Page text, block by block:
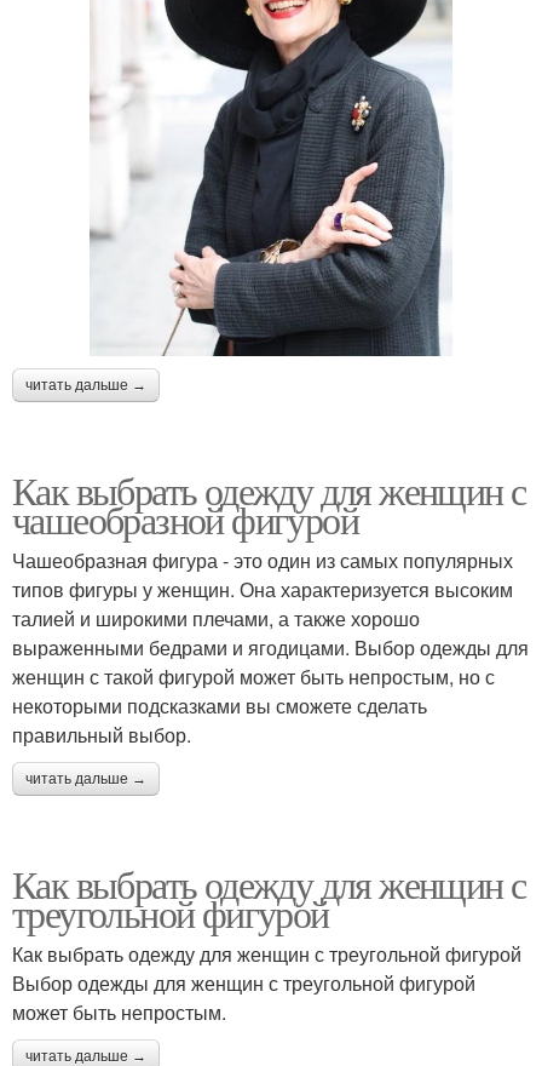
читать дальше →
Как выбрать одежду для женщин с
чашеобразной фигурой
Чашеобразная фигура - это один из самых популярных
типов фигуры у женщин. Она характеризуется высоким
талией и широкими плечами, а также хорошо
выраженными бедрами и ягодицами. Выбор одежды для
женщин с такой фигурой может быть непростым, но с
некоторыми подсказками вы сможете сделать
правильный выбор.
читать дальше →
Как выбрать одежду для женщин с
треугольной фигурой
Как выбрать одежду для женщин с треугольной фигурой
Выбор одежды для женщин с треугольной фигурой
может быть непростым.
читать дальше →